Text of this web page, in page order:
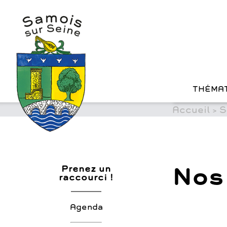
content
Accueil >
Prenez un
raccourci !
Agenda